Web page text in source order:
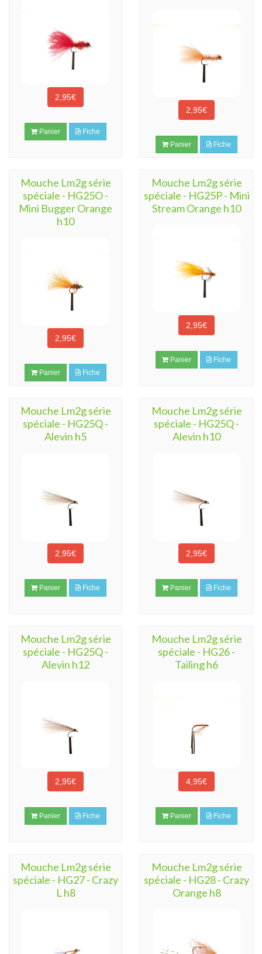
2,95€
Panier Fiche
2,95€
Panier Fiche
Mouche Lm2g série
spéciale - HG25O -
Mini Bugger Orange
h10
2,95€
Panier Fiche
Mouche Lm2g série
spéciale - HG25P - Mini
Stream Orange h10
2,95€
Panier Fiche
Mouche Lm2g série
spéciale - HG25Q -
Alevin h5
2,95€
Panier Fiche
Mouche Lm2g série
spéciale - HG25Q -
Alevin h10
2,95€
Panier Fiche
Mouche Lm2g série
spéciale - HG25Q -
Alevin h12
2,95€
Panier Fiche
Mouche Lm2g série
spéciale - HG26 -
Tailing h6
4,95€
Panier Fiche
Mouche Lm2g série
spéciale - HG27 - Crazy
L h8
Mouche Lm2g série
spéciale - HG28 - Crazy
Orange h8